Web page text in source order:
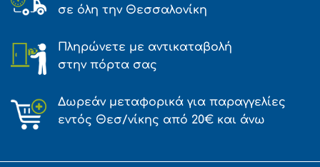
σε όλη την Θεσσαλονίκη
Πληρώνετε με αντικαταβολή
στην πόρτα σας
Δωρεάν μεταφορικά για παραγγελίες
εντός Θεσ/νίκης από 20€ και άνω